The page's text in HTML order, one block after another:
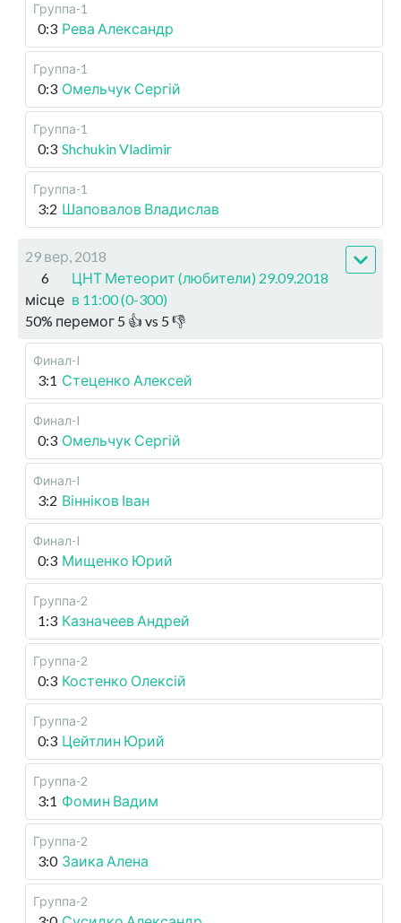
Группа-1
0:3 Рева Александр
Группа-1
0:3 Омельчук Сергій
Группа-1
0:3 Shchukin Vladimir
Группа-1
3:2 Шаповалов Владислав
29 вер, 2018
6
місце
ЦНТ Метеорит (любители) 29.09.2018
в 11:00 (0-300)
50% перемог 5 👍 vs 5 👎
Финал-I
3:1 Стеценко Алексей
Финал-I
0:3 Омельчук Сергій
Финал-I
3:2 Вінніков Іван
Финал-I
0:3 Мищенко Юрий
Группа-2
1:3 Казначеев Андрей
Группа-2
0:3 Костенко Олексій
Группа-2
0:3 Цейтлин Юрий
Группа-2
3:1 Фомин Вадим
Группа-2
3:0 Заика Алена
Группа-2